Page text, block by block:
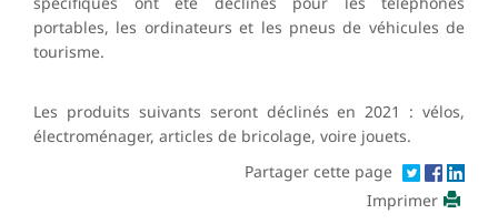
portables, les ordinateurs et les pneus de véhicules de
tourisme.
Les produits suivants seront déclinés en 2021 : vélos,
électroménager, articles de bricolage, voire jouets.
Partager cette page
Imprimer